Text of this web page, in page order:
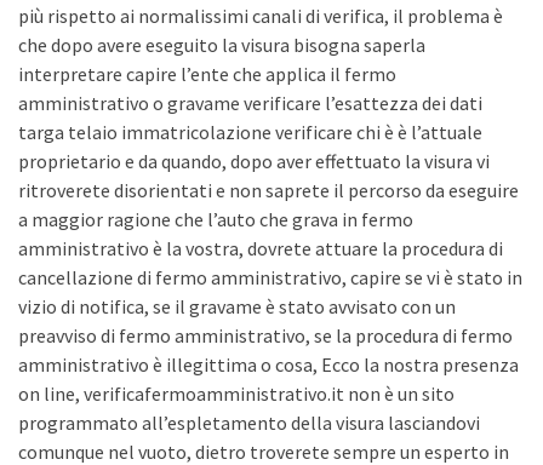
più rispetto ai normalissimi canali di verifica, il problema è
che dopo avere eseguito la visura bisogna saperla
interpretare capire l’ente che applica il fermo
amministrativo o gravame verificare l’esattezza dei dati
targa telaio immatricolazione verificare chi è è l’attuale
proprietario e da quando, dopo aver effettuato la visura vi
ritroverete disorientati e non saprete il percorso da eseguire
a maggior ragione che l’auto che grava in fermo
amministrativo è la vostra, dovrete attuare la procedura di
cancellazione di fermo amministrativo, capire se vi è stato in
vizio di notifica, se il gravame è stato avvisato con un
preavviso di fermo amministrativo, se la procedura di fermo
amministrativo è illegittima o cosa, Ecco la nostra presenza
on line, verificafermoamministrativo.it non è un sito
programmato all’espletamento della visura lasciandovi
comunque nel vuoto, dietro troverete sempre un esperto in